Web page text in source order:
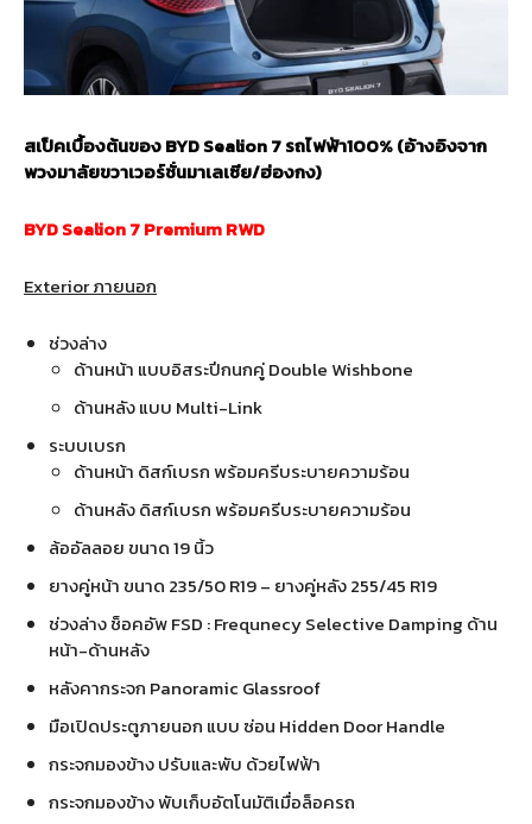
สเป็คเบื้องต้นของ BYD Sealion 7 รถไฟฟ้า100% (อ้างอิงจาก
พวงมาลัยขวาเวอร์ชั่นมาเลเซีย/ฮ่องกง)
BYD Sealion 7 Premium RWD
Exterior ภายนอก
ช่วงล่าง
ด้านหน้า แบบอิสระปีกนกคู่ Double Wishbone
ด้านหลัง แบบ Multi-Link
ระบบเบรก
ด้านหน้า ดิสก์เบรก พร้อมครีบระบายความร้อน
ด้านหลัง ดิสก์เบรก พร้อมครีบระบายความร้อน
ล้ออัลลอย ขนาด 19 นิ้ว
ยางคู่หน้า ขนาด 235/50 R19 – ยางคู่หลัง 255/45 R19
ช่วงล่าง ช็อคอัพ FSD : Frequnecy Selective Damping ด้าน
หน้า-ด้านหลัง
หลังคากระจก Panoramic Glassroof
มือเปิดประตูภายนอก แบบ ซ่อน Hidden Door Handle
กระจกมองข้าง ปรับและพับ ด้วยไฟฟ้า
กระจกมองข้าง พับเก็บอัตโนมัติเมื่อล็อครถ